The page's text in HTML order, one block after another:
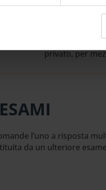
attuare un
Inoltre il
educativo
Al termine del
privato, per
l’uno a risposta
da un ulteriore